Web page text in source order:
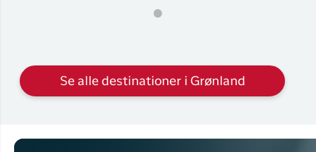
Se alle destinationer i Grønland